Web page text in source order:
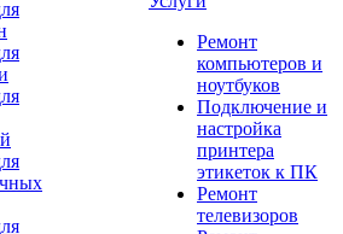
Ремонт
компьютеров и
ноутбуков
Подключение и
настройка
принтера
этикеток к ПК
Ремонт
телевизоров